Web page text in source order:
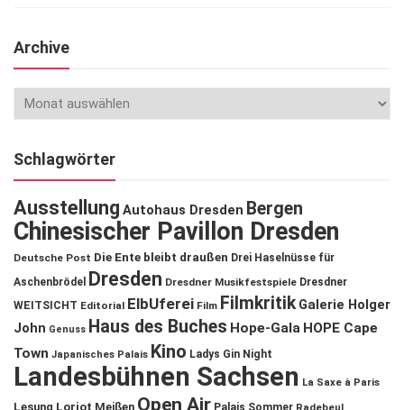
Archive
Schlagwörter
Ausstellung Autohaus Dresden Bergen
Chinesischer Pavillon Dresden
Deutsche Post Die Ente bleibt draußen Drei Haselnüsse für
Aschenbrödel
Dresden Dresdner Musikfestspiele Dresdner
WEITSICHT Editorial ElbUferei Film Filmkritik Galerie Holger
John Genuss Haus des Buches Hope-Gala HOPE Cape
Town Japanisches Palais Kino Ladys Gin Night
Landesbühnen Sachsen La Saxe à Paris
Lesung Loriot Meißen Open Air